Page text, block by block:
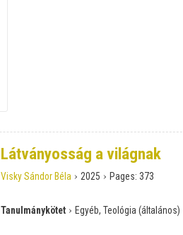
Látványosság a világnak
Visky Sándor Béla › 2025 › Pages: 373
Tanulmánykötet › Egyéb, Teológia (általános)